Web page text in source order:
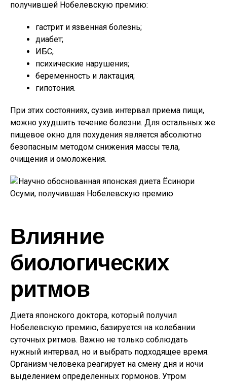
получившей Нобелевскую премию:
гастрит и язвенная болезнь;
диабет;
ИБС;
психические нарушения;
беременность и лактация;
гипотония.
При этих состояниях, сузив интервал приема пищи,
можно ухудшить течение болезни. Для остальных же
пищевое окно для похудения является абсолютно
безопасным методом снижения массы тела,
очищения и омоложения.
Влияние
биологических
ритмов
Диета японского доктора, который получил
Нобелевскую премию, базируется на колебании
суточных ритмов. Важно не только соблюдать
нужный интервал, но и выбрать подходящее время.
Организм человека реагирует на смену дня и ночи
выделением определенных гормонов. Утром